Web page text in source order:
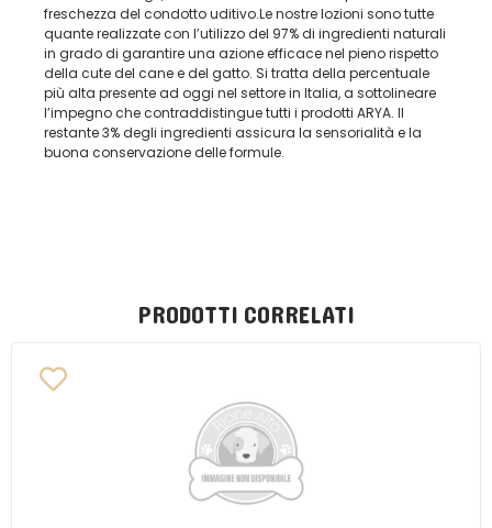
freschezza del condotto uditivo.Le nostre lozioni sono tutte
quante realizzate con l’utilizzo del 97% di ingredienti naturali
in grado di garantire una azione efficace nel pieno rispetto
della cute del cane e del gatto. Si tratta della percentuale
più alta presente ad oggi nel settore in Italia, a sottolineare
l’impegno che contraddistingue tutti i prodotti ARYA. Il
restante 3% degli ingredienti assicura la sensorialità e la
buona conservazione delle formule.
PRODOTTI CORRELATI